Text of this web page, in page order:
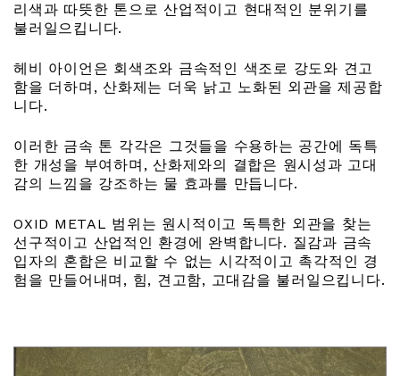
리색과 따뜻한 톤으로 산업적이고 현대적인 분위기를
불러일으킵니다.
헤비 아이언은 회색조와 금속적인 색조로 강도와 견고
함을 더하며, 산화제는 더욱 낡고 노화된 외관을 제공합
니다.
이러한 금속 톤 각각은 그것들을 수용하는 공간에 독특
한 개성을 부여하며, 산화제와의 결합은 원시성과 고대
감의 느낌을 강조하는 물 효과를 만듭니다.
OXID METAL 범위는 원시적이고 독특한 외관을 찾는
선구적이고 산업적인 환경에 완벽합니다. 질감과 금속
입자의 혼합은 비교할 수 없는 시각적이고 촉각적인 경
험을 만들어내며, 힘, 견고함, 고대감을 불러일으킵니다.